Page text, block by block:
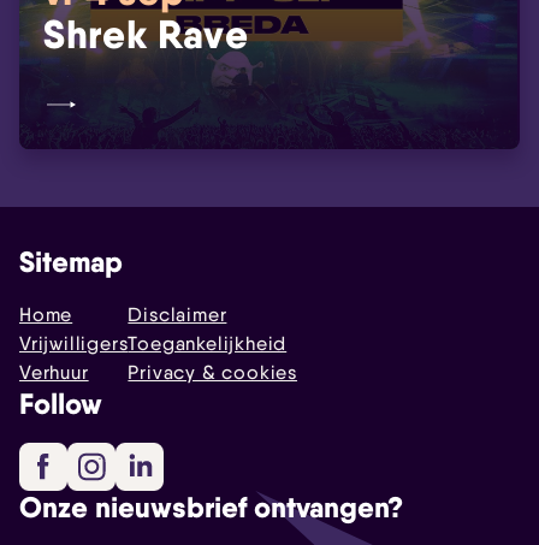
Shrek Rave
Sitemap
Home
Vrijwilligers
Verhuur
Disclaimer
Toegankelijkheid
Privacy & cookies
Follow
FacebookInstagram
Onze nieuwsbrief ontvangen?